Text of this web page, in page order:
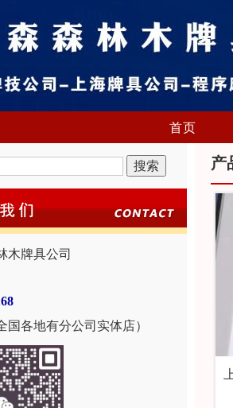
首页
木牌具公司
国各地有分公司实体店）
产